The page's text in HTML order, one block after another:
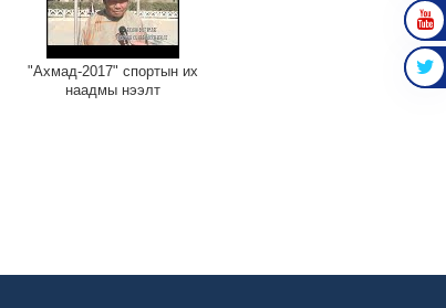
"Ахмад-2017" спортын их
наадмы нээлт